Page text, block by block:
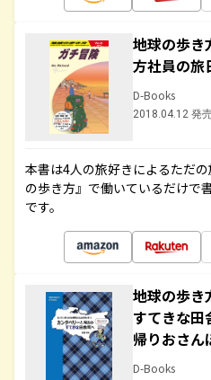
地球の歩き
方社員の旅
D-Books
2018.04.12 発
本書は4人の旅好きによるただ
の歩き方』で働いているだけで
です。
地球の歩き
すてきな田
帰りおさ
D-Books